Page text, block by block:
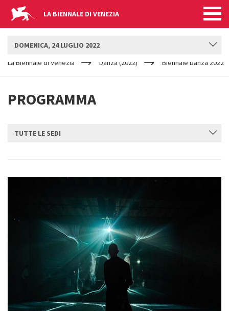
LA BIENNALE DI VENEZIA
ARE
La Biennale di Venezia Danza (2022) Biennale Danza 2022
PROGRAMMA
DOMENICA, 24 LUGLIO 2022
TUTTE LE SEDI